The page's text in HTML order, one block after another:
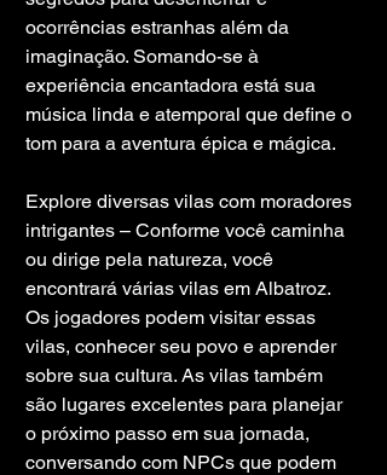
ocorrências estranhas além da
imaginação. Somando-se à
experiência encantadora está sua
música linda e atemporal que define o
tom para a aventura épica e mágica.
Explore diversas vilas com moradores
intrigantes – Conforme você caminha
ou dirige pela natureza, você
encontrará várias vilas em Albatroz.
Os jogadores podem visitar essas
vilas, conhecer seu povo e aprender
sobre sua cultura. As vilas também
são lugares excelentes para planejar
o próximo passo em sua jornada,
conversando com NPCs que podem